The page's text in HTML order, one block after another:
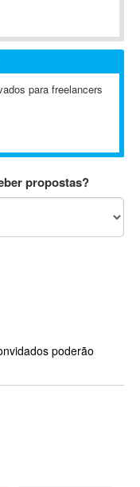
para freelancers
propostas?
poderão